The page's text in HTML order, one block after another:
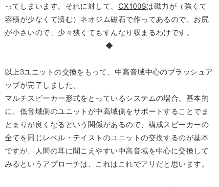
ってしまいます。それに対して、 CX100Sは磁力が（強くて
容積が少なくて済む）ネオジム磁石で作ってあるので、お尻
が小さいので、少々狭くてもすんなり収まるわけです。
◆
以上3ユニットの交換をもって、中高音域中心のブラッシュア
ップが完了しました。
マルチスピーカー形式をとっているシステムの場合、基本的
に、低音域側のユニットが中高域側をサポートすることでま
とまりが良くなるという関係があるので、構成スピーカーの
全てを同じレベル・テイストのユニットの交換するのが基本
ですが、人間の耳に聞こえやすい中高音域を中心に交換して
みるというアプローチは、これはこれでアリだと思います。